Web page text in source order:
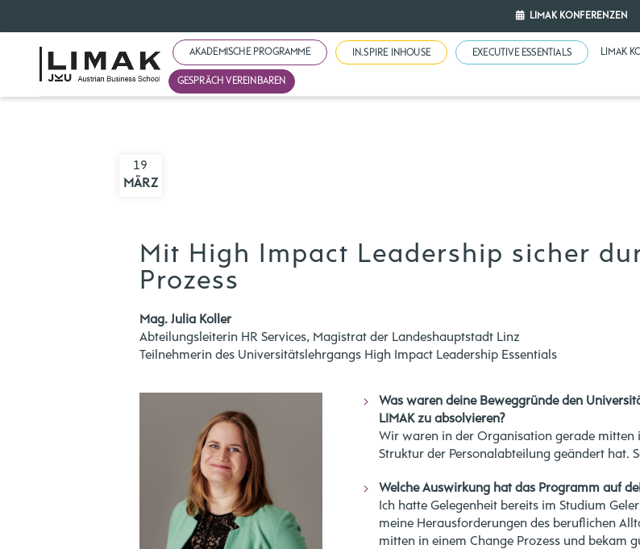
LIMAK KONFERENZEN
AKADEMISCHE PROGRAMME IN.SPIRE INHOUSE EXECUTIVE ESSENTIALS LIMAK
GESPRÄCH VEREINBAREN
19
MÄRZ
Mit High Impact Leadership sicher
Prozess
Mag. Julia Koller
Abteilungsleiterin HR Services, Magistrat der Landeshauptstadt Linz
Teilnehmerin des Universitätslehrgangs High Impact Leadership Essentials
Was waren deine Beweggründe den
LIMAK zu absolvieren?
Wir waren in der Organisation gerade mitten
Struktur der Personalabteilung geändert hat.
Welche Auswirkung hat das Programm auf
Ich hatte Gelegenheit bereits im Studium
meine Herausforderungen des beruflichen
mitten in einem Change Prozess und bekam